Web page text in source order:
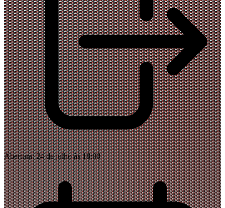
Abertura:24 de julho às 18:00